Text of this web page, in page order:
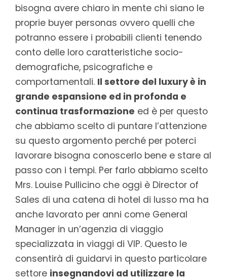
bisogna avere chiaro in mente chi siano le
proprie buyer personas ovvero quelli che
potranno essere i probabili clienti tenendo
conto delle loro caratteristiche socio-
demografiche, psicografiche e
comportamentali. Il settore del luxury è in
grande espansione ed in profonda e
continua trasformazione ed è per questo
che abbiamo scelto di puntare l’attenzione
su questo argomento perché per poterci
lavorare bisogna conoscerlo bene e stare al
passo con i tempi. Per farlo abbiamo scelto
Mrs. Louise Pullicino che oggi è Director of
Sales di una catena di hotel di lusso ma ha
anche lavorato per anni come General
Manager in un’agenzia di viaggio
specializzata in viaggi di VIP. Questo le
consentirà di guidarvi in questo particolare
settore insegnandovi ad utilizzare la